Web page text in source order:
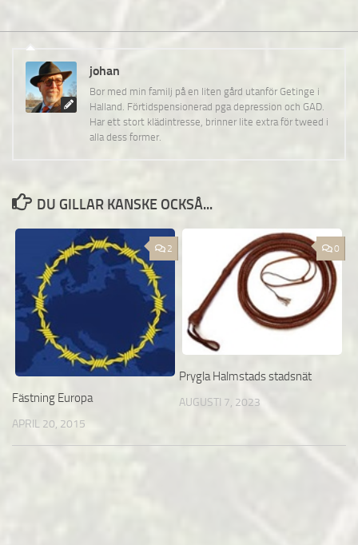
johan
Bor med min familj på en liten gård utanför Getinge i
Halland. Förtidspensionerad pga depression och GAD.
Har ett stort klädintresse, brinner lite extra för tweed i
alla dess former.
DU GILLAR KANSKE OCKSÅ...
2
Fästning Europa
APRIL 20, 2015
0
Prygla Halmstads stadsnät
AUGUSTI 7, 2023